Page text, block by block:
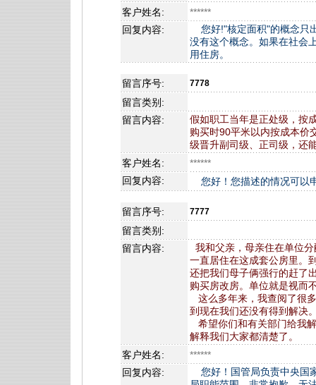
客户姓名:
******
回复内容:
您好!"核定面积"的概念只
没有这个概念。如果在社会
用住房。
留言序号: 7778
留言类别:
留言内容:
假如职工当年是正处级，按
购买时90平米以内按成本价
级晋升副司级、正司级，还
客户姓名:
******
回复内容:
您好！您描述的情况可以
留言序号: 7777
留言类别:
留言内容:
我和父亲，母亲住在单位
一直居住在这成套公房里。
还把我们母子俩强行的赶了
购买房改房。单位就是视而
这么多年来，我查阅了很
到现在我们还没有得到解决
希望你们和有关部门给我
解释我们大家都清楚了。
客户姓名:
******
回复内容:
您好！国管局负责中央国